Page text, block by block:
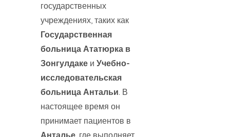
государственных
учреждениях, таких как
Государственная
больница Ататюрка в
Зонгулдаке и Учебно-
исследовательская
больница Антальи. В
настоящее время он
принимает пациентов в